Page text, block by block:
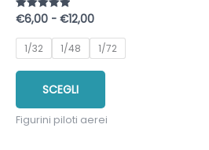
Valutato
5.00
su 5
€6,00 - €12,00Fascia
prezzo:
da
€6,00
1/32 1/48 1/72
SCEGLI
Questo
ha
Figurini piloti aerei